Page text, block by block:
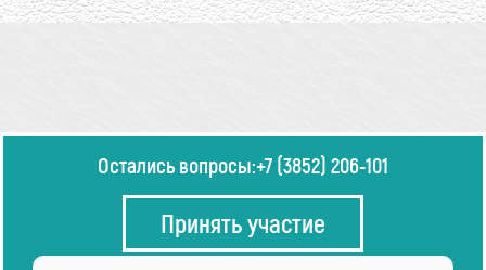
Остались вопросы:+7 (3852) 206-101
Принять участие